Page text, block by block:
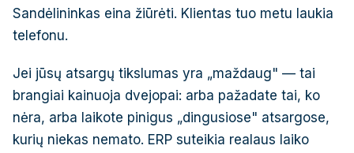
Sandėlininkas eina žiūrėti. Klientas tuo metu laukia
telefonu.
Jei jūsų atsargų tikslumas yra „maždaug" — tai
brangiai kainuoja dvejopai: arba pažadate tai, ko
nėra, arba laikote pinigus „dingusiose" atsargose,
kurių niekas nemato. ERP suteikia realaus laiko